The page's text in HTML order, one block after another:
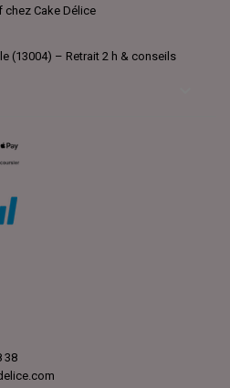
Cake Délice
(13004) – Retrait 2 h & conseils
38